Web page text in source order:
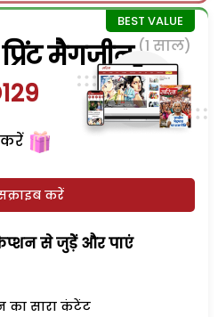
मैगजीन (1 साल)
करें
करें
से जुड़ेें और पाएं
का सारा कंटेंट